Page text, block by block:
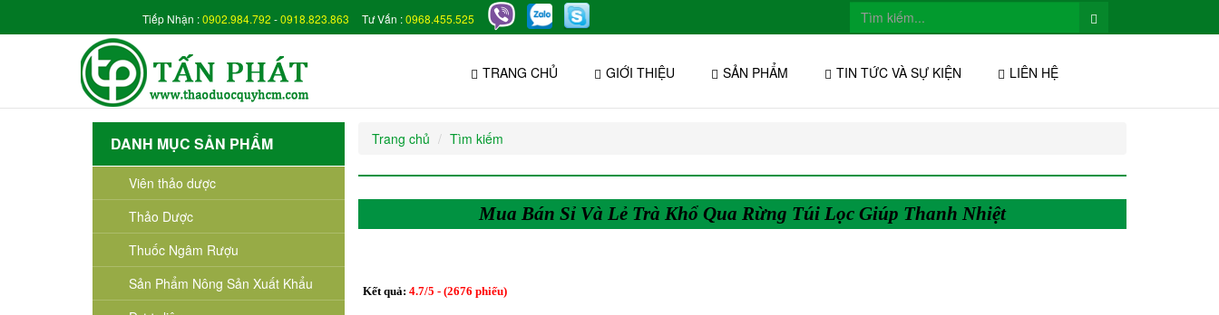
Tiếp Nhận :0902.984.792 -0918.823.863 Tư Vấn :0968.455.525
TRANG CHỦ GIỚI THIỆU SẢN PHẨM TIN TỨC VÀ SỰ KIỆN LIÊN HỆ
DANH MỤC SẢN PHẨM
Viên thảo dược
Thảo Dược
Thuốc Ngâm Rượu
Sản Phẩm Nông Sản Xuất Khẩu
Trang chủ Tìm kiếm
Mua Bán Sỉ Và Lẻ Trà Khổ Qua Rừng Túi Lọc Giúp Thanh Nhiệt
Kết quả: 4.7/5 - (2676 phiếu)